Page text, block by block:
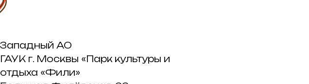
Западный АО
ГАУК г. Москвы «Парк культуры и
отдыха «Фили»